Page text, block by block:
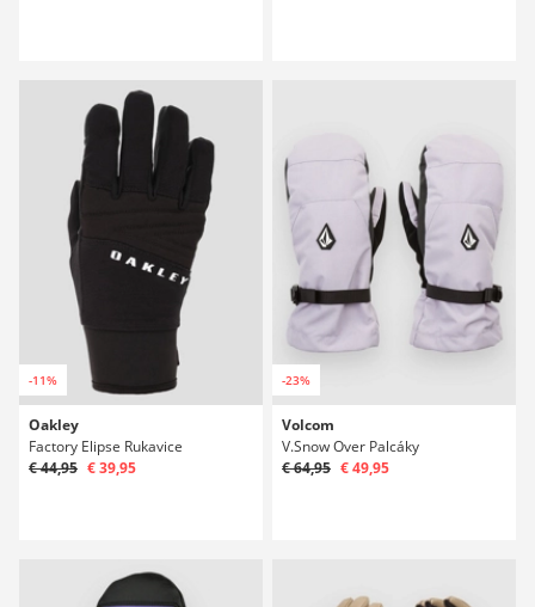
-11%
Oakley
Factory Elipse Rukavice
€ 44,95 € 39,95
-23%
Volcom
V.Snow Over Palcáky
€ 64,95 € 49,95